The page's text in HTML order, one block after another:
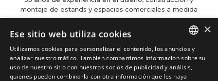
montaje de estands y espacios comerciales a medida
Contacto
Carrer de Martí l’Humà, 4-6-8, Local 7-B,
08850 Gavà, Barcelona
informacion@cotacreativa.com
SPANISH
CATALAN
×
Ese sitio web utiliza cookies
Utilizamos cookies para personalizar el contenido, los anuncios y
analizar nuestro tráfico. También compartimos información sobre su
uso de nuestro sitio con nuestros socios de publicidad y análisis,
quienes pueden combinarla con otra información que les haya